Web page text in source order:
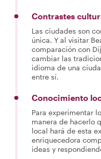
Contrastes
Las ciudades son
única. Y al visitar
comparación con
cambiar las
idioma de una
entre sí.
Conocimiento
Para experimentar
manera de hacerlo
local hará de esta
enriquecedora
ideas y